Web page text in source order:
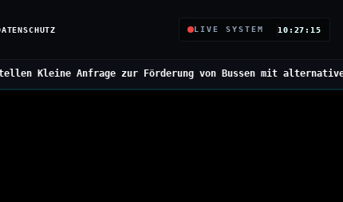
LIVE SYSTEM 10:27:16
Förderung von Bussen mit alternativen Antrieben ///